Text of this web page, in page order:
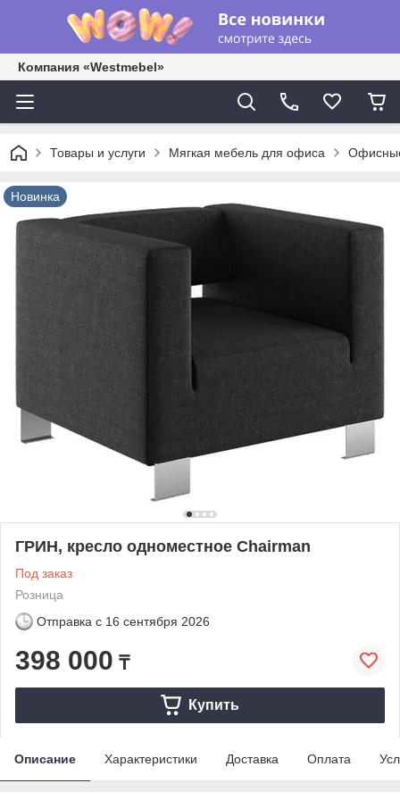
Компания «Westmebel»
Товары и услуги Мягкая мебель для офиса
Новинка
ГРИН, кресло одноместное Chairman
Под заказ
Розница
Отправка с 16 сентября 2026
398 000 ₸
Купить
Описание Характеристики Доставка Оплата